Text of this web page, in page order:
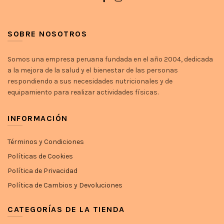
SOBRE NOSOTROS
Somos una empresa peruana fundada en el año 2004, dedicada
a la mejora de la salud y el bienestar de las personas
respondiendo a sus necesidades nutricionales y de
equipamiento para realizar actividades físicas.
INFORMACIÓN
Términos y Condiciones
Políticas de Cookies
Política de Privacidad
Política de Cambios y Devoluciones
CATEGORÍAS DE LA TIENDA